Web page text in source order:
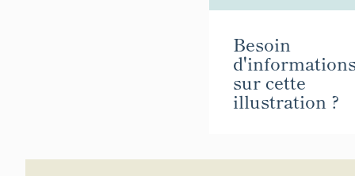
Besoin
sur cette
illustration ?